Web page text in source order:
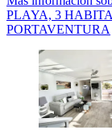
PLAYA, 3
PORTAVENTURA